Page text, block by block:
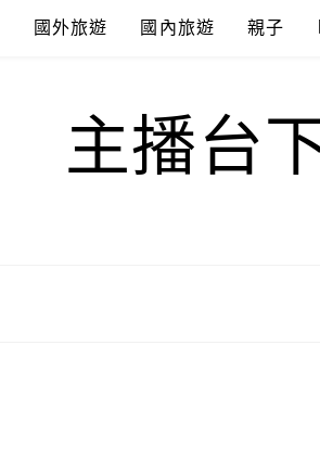
國外旅遊 國內旅遊 親子
主播台